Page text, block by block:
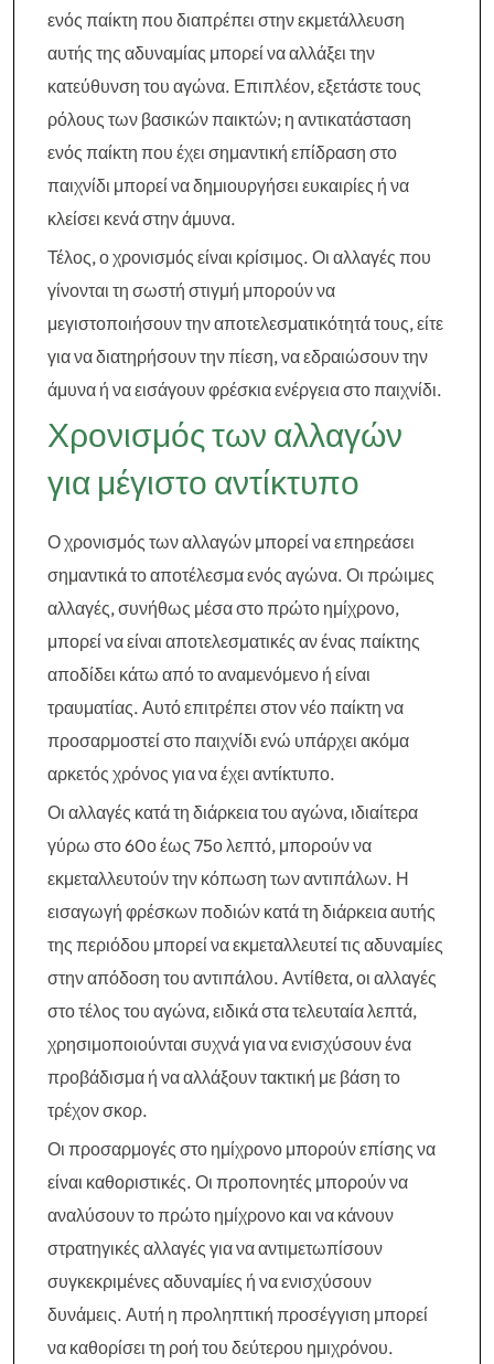
ενός παίκτη που διαπρέπει στην εκμετάλλευση
αυτής της αδυναμίας μπορεί να αλλάξει την
κατεύθυνση του αγώνα. Επιπλέον, εξετάστε τους
ρόλους των βασικών παικτών; η αντικατάσταση
ενός παίκτη που έχει σημαντική επίδραση στο
παιχνίδι μπορεί να δημιουργήσει ευκαιρίες ή να
κλείσει κενά στην άμυνα.
Τέλος, ο χρονισμός είναι κρίσιμος. Οι αλλαγές που
γίνονται τη σωστή στιγμή μπορούν να
μεγιστοποιήσουν την αποτελεσματικότητά τους, είτε
για να διατηρήσουν την πίεση, να εδραιώσουν την
άμυνα ή να εισάγουν φρέσκια ενέργεια στο παιχνίδι.
Χρονισμός των αλλαγών
για μέγιστο αντίκτυπο
Ο χρονισμός των αλλαγών μπορεί να επηρεάσει
σημαντικά το αποτέλεσμα ενός αγώνα. Οι πρώιμες
αλλαγές, συνήθως μέσα στο πρώτο ημίχρονο,
μπορεί να είναι αποτελεσματικές αν ένας παίκτης
αποδίδει κάτω από το αναμενόμενο ή είναι
τραυματίας. Αυτό επιτρέπει στον νέο παίκτη να
προσαρμοστεί στο παιχνίδι ενώ υπάρχει ακόμα
αρκετός χρόνος για να έχει αντίκτυπο.
Οι αλλαγές κατά τη διάρκεια του αγώνα, ιδιαίτερα
γύρω στο 60ο έως 75ο λεπτό, μπορούν να
εκμεταλλευτούν την κόπωση των αντιπάλων. Η
εισαγωγή φρέσκων ποδιών κατά τη διάρκεια αυτής
της περιόδου μπορεί να εκμεταλλευτεί τις αδυναμίες
στην απόδοση του αντιπάλου. Αντίθετα, οι αλλαγές
στο τέλος του αγώνα, ειδικά στα τελευταία λεπτά,
χρησιμοποιούνται συχνά για να ενισχύσουν ένα
προβάδισμα ή να αλλάξουν τακτική με βάση το
τρέχον σκορ.
Οι προσαρμογές στο ημίχρονο μπορούν επίσης να
είναι καθοριστικές. Οι προπονητές μπορούν να
αναλύσουν το πρώτο ημίχρονο και να κάνουν
στρατηγικές αλλαγές για να αντιμετωπίσουν
συγκεκριμένες αδυναμίες ή να ενισχύσουν
δυνάμεις. Αυτή η προληπτική προσέγγιση μπορεί
να καθορίσει τη ροή του δεύτερου ημιχρόνου.